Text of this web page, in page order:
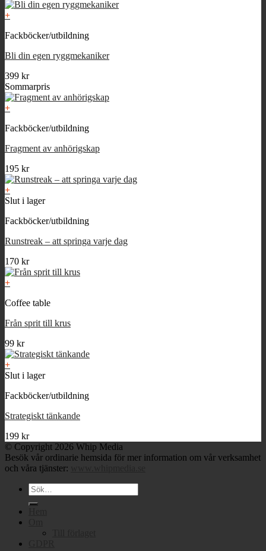
+
Fackböcker/utbildning
Bli din egen ryggmekaniker
399 kr
Sommarpris
+
Fackböcker/utbildning
Fragment av anhörigskap
195 kr
+
Slut i lager
Fackböcker/utbildning
Runstreak – att springa varje dag
170 kr
+
Coffee table
Från sprit till krus
99 kr
+
Slut i lager
Fackböcker/utbildning
Strategiskt tänkande
199 kr
© Copyright 2026 Whip Media
Besök vår ordinarie hemsida för mer information om vår verksamhet
och våra tjänster:
Sök
efter: